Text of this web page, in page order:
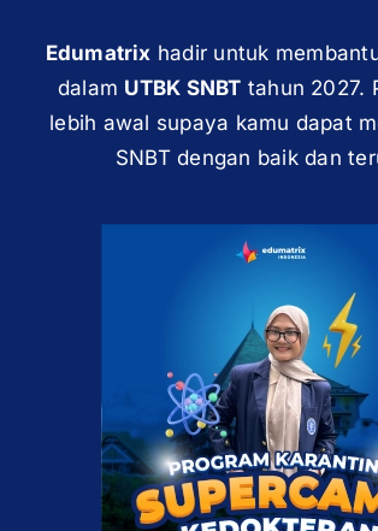
Edumatrix hadir untuk
dalam UTBK SNBT tahun 2027.
lebih awal supaya kamu dapat
SNBT dengan baik dan